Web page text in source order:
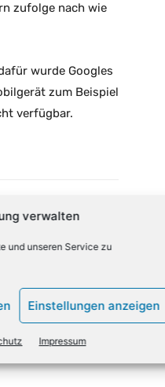
verwalten
und unseren Service zu
Einstellungen anzeigen
Impressum
zufolge nach wie
wurde Googles
zum Beispiel
verfügbar.
Cisco